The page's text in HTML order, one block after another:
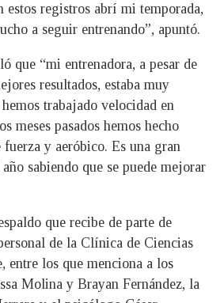
estos registros abrí mi temporada,
a seguir entrenando”, apuntó.
que “mi entrenadora, a pesar de
resultados, estaba muy
trabajado velocidad en
meses pasados hemos hecho
fuerza y aeróbico. Es una gran
sabiendo que se puede mejorar
que recibe de parte de
de la Clínica de Ciencias
entre los que menciona a los
Molina y Brayan Fernández, la